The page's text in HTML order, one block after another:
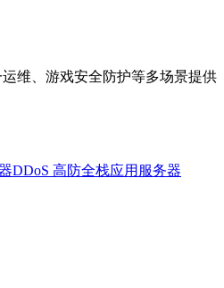
维、游戏安全防护等多场景提供
DDoS 高防全栈应用服务器